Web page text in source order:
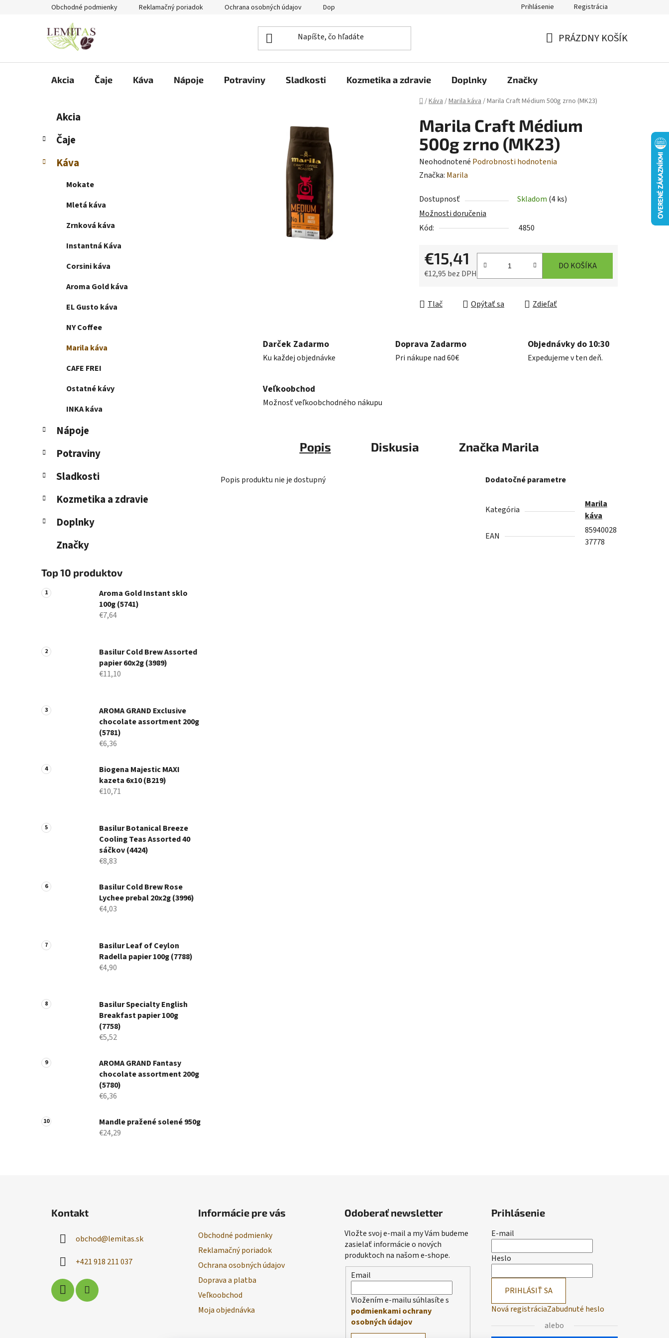
Obchodné podmienky Reklamačný poriadok Ochrana osobných údajov Doprava a platba Prihlásenie Registrácia
PRÁZDNY KOŠÍK
Akcia Čaje Káva Nápoje Potraviny Sladkosti Kozmetika a zdravie Doplnky Značky
Domov
/Káva/Marila káva/Marila Craft Médium 500g zrno (MK23)
č
ý
Preskočiť
kategórie
e
ó
Akcia
Čaje
Káva
Mokate
Mletá káva
Zrnková káva
Instantná Káva
Corsini káva
Aroma Gold káva
EL Gusto káva
NY Coffee
Marila káva
CAFE FREI
Ostatné kávy
INKA káva
Nápoje
Potraviny
Sladkosti
Kozmetika a zdravie
Doplnky
Značky
Top 10 produktov
Aroma Gold Instant sklo
100g (5741)
€7,64
Basilur Cold Brew Assorted
papier 60x2g (3989)
€11,10
AROMA GRAND Exclusive
chocolate assortment 200g
(5781)
€6,36
Biogena Majestic MAXI
kazeta 6x10 (B219)
€10,71
Basilur Botanical Breeze
Cooling Teas Assorted 40
sáčkov (4424)
€8,83
Basilur Cold Brew Rose
Lychee prebal 20x2g (3996)
€4,03
Basilur Leaf of Ceylon
Radella papier 100g (7788)
€4,90
Basilur Specialty English
Breakfast papier 100g
(7758)
€5,52
AROMA GRAND Fantasy
chocolate assortment 200g
(5780)
€6,36
Mandle pražené solené 950g
€24,29
Marila Craft Médium
500g zrno (MK23)
Priemerné
hodnotenie
je
0,0
z
hviezdičiek.
Neohodnotené Podrobnosti hodnotenia
Značka: Marila
Dostupnosť Skladom (4 ks)
Možnosti doručenia
Kód:
4850
€15,41
€12,95 bez DPH
DO KOŠÍKA
Tlač Opýtať sa Zdieľať
Darček Zadarmo
Ku každej objednávke
Doprava Zadarmo
Pri nákupe nad 60€
Objednávky do 10:30
Expedujeme v ten deň.
Veľkoobchod
Možnosť veľkoobchodného nákupu
Popis Diskusia Značka Marila
Popis produktu nie je dostupný Dodatočné parametre
Kategória
Marila
káva
EAN
85940028
37778
Kontakt
obchod@lemitas.sk
+421 918 211 037
Informácie pre vás
Obchodné podmienky
Reklamačný poriadok
Ochrana osobných údajov
Doprava a platba
Veľkoobchod
Moja objednávka
Odoberať newsletter
Vložte svoj e-mail a my Vám budeme
zasielať informácie o nových
produktoch na našom e-shope.
Email
Vložením e-mailu súhlasíte s
podmienkami ochrany
osobných údajov
Prihlásenie
E-mail
Heslo
PRIHLÁSIŤ SA
Nová registráciaZabudnuté heslo
alebo